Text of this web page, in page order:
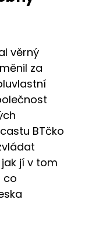
věrný
za
BTčko
jí v tom
co